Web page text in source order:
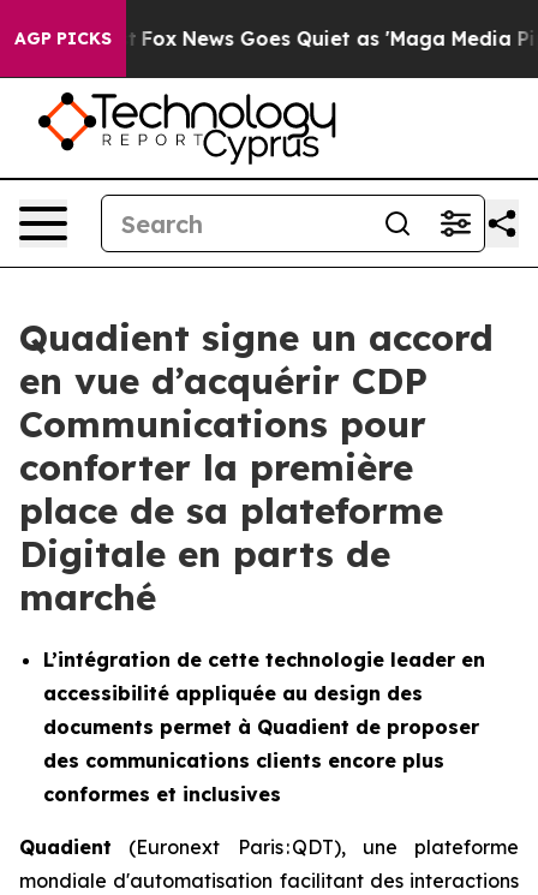
AGP PICKS
Exist Fox News Goes Quiet as 'Maga Media
Quadient signe un accord
en vue d’acquérir CDP
Communications pour
conforter la première
place de sa plateforme
Digitale en parts de
marché
L’intégration de cette technologie leader en
accessibilité appliquée au design des
documents permet à Quadient de proposer
des communications clients encore plus
conformes et inclusives
Quadient (Euronext Paris : QDT), une plateforme
mondiale d'automatisation facilitant des interactions